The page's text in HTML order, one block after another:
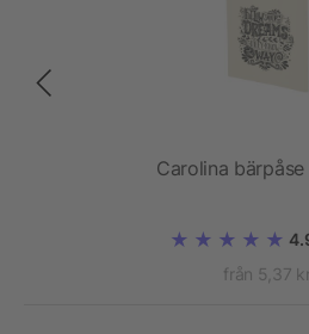
Carolina
från 5,37 kr